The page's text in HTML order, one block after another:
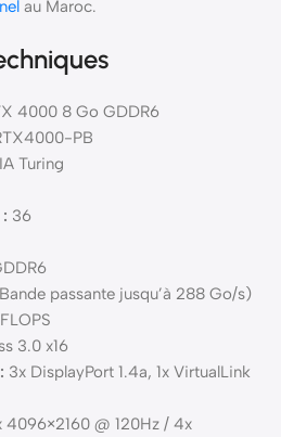
au Maroc.
4000 8 Go GDDR6
PB
Turing
36
passante jusqu’à 288 Go/s)
3.0 x16
3x DisplayPort 1.4a, 1x VirtualLink
4096×2160 @ 120Hz / 4x